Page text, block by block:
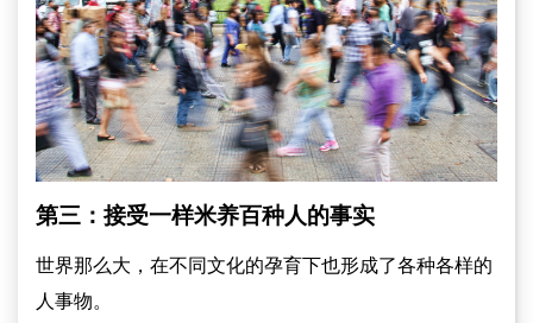
第三：接受一样米养百种人的事实
世界那么大，在不同文化的孕育下也形成了各种各样的
人事物。